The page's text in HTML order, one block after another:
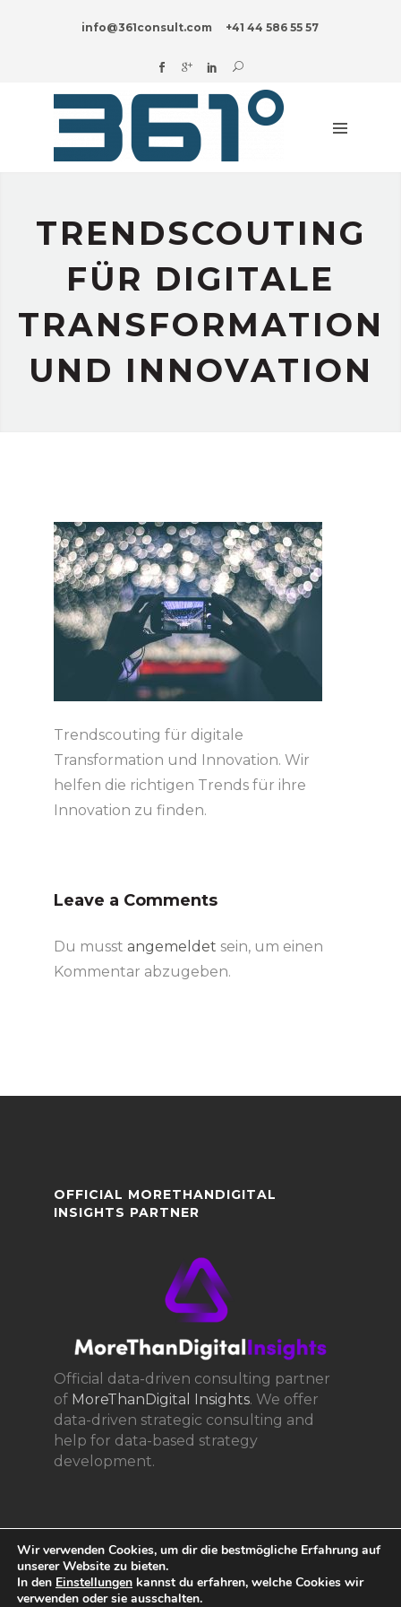
BRANCHEN
ÜBER
info@361consult.com +41 44 586 55 57
TRENDSCOUTING
FÜR DIGITALE
TRANSFORMATION
UND INNOVATION
Trendscouting für digitale
Transformation und Innovation. Wir
helfen die richtigen Trends für ihre
Innovation zu finden.
Leave a Comments
Du musst angemeldet sein, um einen
Kommentar abzugeben.
OFFICIAL MORETHANDIGITAL
INSIGHTS PARTNER
Official data-driven consulting partner
of MoreThanDigital Insights. We offer
data-driven strategic consulting and
help for data-based strategy
development.
Wir verwenden Cookies, um dir die bestmögliche Erfahrung auf
unserer Website zu bieten.
In den Einstellungen kannst du erfahren, welche Cookies wir
verwenden oder sie ausschalten.